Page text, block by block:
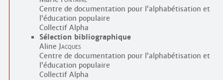
Centre de documentation pour l’alphabétisation et
l’éducation populaire
Collectif Alpha
Sélection bibliographique
Aline Jacques
Centre de documentation pour l’alphabétisation et
l’éducation populaire
Collectif Alpha